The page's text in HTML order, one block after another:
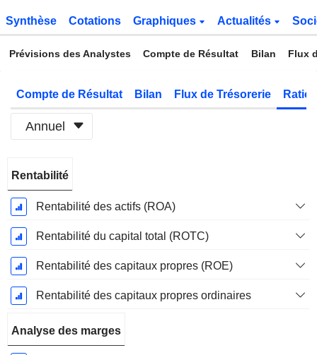
Synthèse Cotations Graphiques Actualités
Prévisions des Analystes Compte de Résultat Bilan Flux
Compte de Résultat Bilan Flux de Trésorerie
Annuel
Fiscale:
Décembre
Rentabilité
Rentabilité des actifs (ROA)
Rentabilité du capital total (ROTC)
Rentabilité des capitaux propres (ROE)
Rentabilité des capitaux propres ordinaires
Analyse des marges